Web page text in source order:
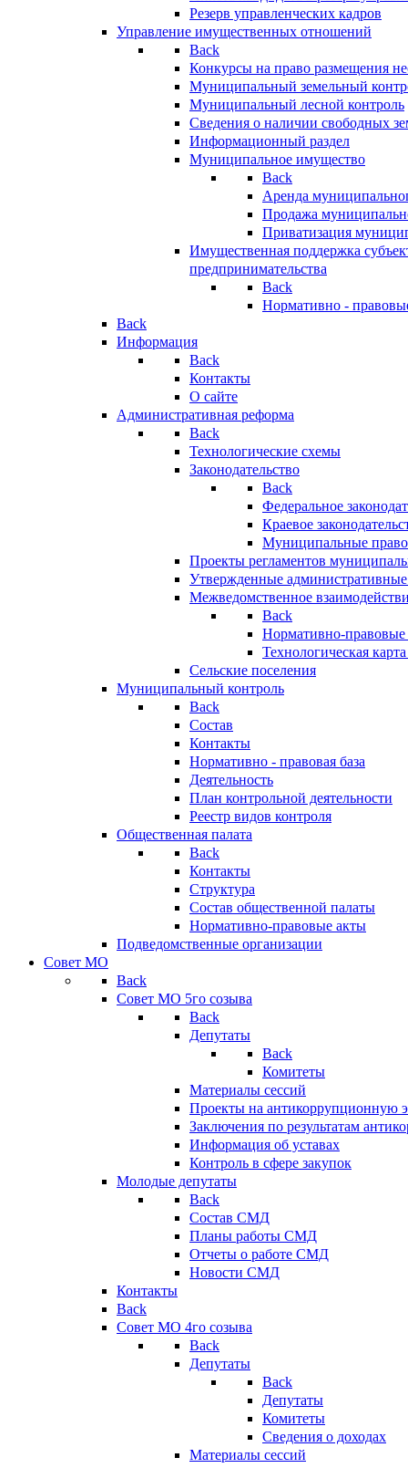
Резерв управленческих кадров
Управление имущественных отношений
Back
Конкурсы на право размещения
Муниципальный земельный
Муниципальный лесной контроль
Сведения о наличии свободных
Информационный раздел
Муниципальное имущество
Back
Аренда
Продажа
Приватизация
Имущественная поддержка
предпринимательства
Back
Нормативно -
Back
Информация
Back
Контакты
О сайте
Административная реформа
Back
Технологические схемы
Законодательство
Back
Федеральное
Краевое
Муниципальные
Проекты регламентов
Утвержденные
Межведомственное
Back
Нормативно-правовые
Технологическая
Сельские поселения
Муниципальный контроль
Back
Состав
Контакты
Нормативно - правовая база
Деятельность
План контрольной деятельности
Реестр видов контроля
Общественная палата
Back
Контакты
Структура
Состав общественной палаты
Нормативно-правовые акты
Подведомственные организации
Совет МО
Back
Совет МО 5го созыва
Back
Депутаты
Back
Комитеты
Материалы сессий
Проекты на антикоррупционную
Заключения по результатам
Информация об уставах
Контроль в сфере закупок
Молодые депутаты
Back
Состав СМД
Планы работы СМД
Отчеты о работе СМД
Новости СМД
Контакты
Back
Совет МО 4го созыва
Back
Депутаты
Back
Депутаты
Комитеты
Сведения о доходах
Материалы сессий